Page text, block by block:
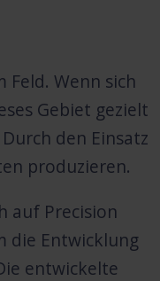
Wenn sich
Gebiet gezielt
den Einsatz
produzieren.
auf Precision
die Entwicklung
entwickelte